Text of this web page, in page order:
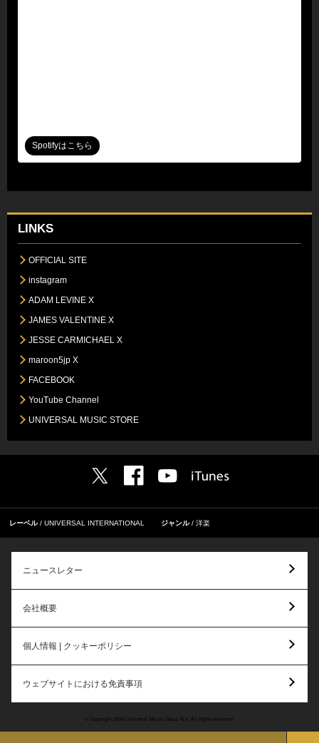
Spotifyはこちら
LINKS
OFFICIAL SITE
instagram
ADAM LEVINE X
JAMES VALENTINE X
JESSE CARMICHAEL X
maroon5jp X
FACEBOOK
YouTube Channel
UNIVERSAL MUSIC STORE
レーベル UNIVERSAL INTERNATIONAL ジャンル 洋楽
ニュースレター
会社概要
個人情報 | クッキーポリシー
ウェブサイトにおける免責事項
© Copyright 2026 Universal Music Group N.V. All rights reserved.